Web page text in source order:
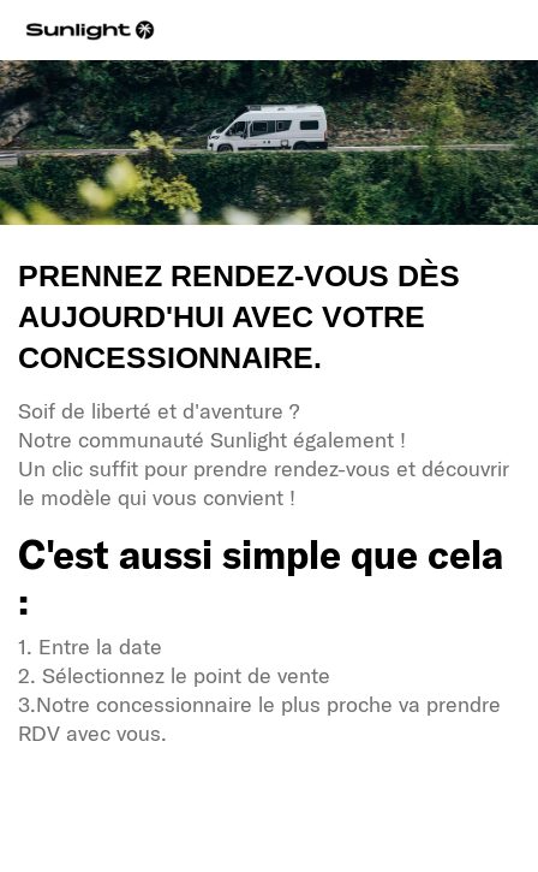
PRENNEZ RENDEZ-VOUS DÈS
AUJOURD'HUI AVEC VOTRE
CONCESSIONNAIRE.
Soif de liberté et d'aventure ?
Notre communauté Sunlight également !
Un clic suffit pour prendre rendez-vous et découvrir
le modèle qui vous convient !
C'est aussi simple que cela
:
1. Entre la date
2. Sélectionnez le point de vente
3.Notre concessionnaire le plus proche va prendre
RDV avec vous.